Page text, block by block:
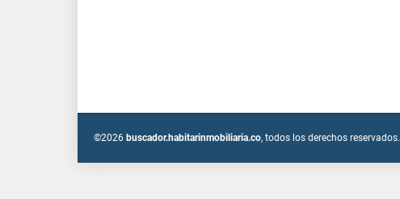
©2026 buscador.habitarinmobiliaria.co, todos los derechos reservados.